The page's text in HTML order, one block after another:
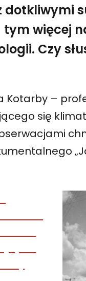
dotkliwymi
więcej
Czy
Kotarby –
się